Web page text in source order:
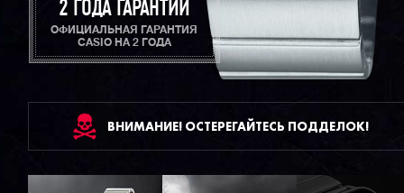
2 ГОДА ГАРАНТИИ
ОФИЦИАЛЬНАЯ ГАРАНТИЯ
CASIO НА 2 ГОДА
ВНИМАНИЕ! ОСТЕРЕГАЙТЕСЬ ПОДДЕЛОК!